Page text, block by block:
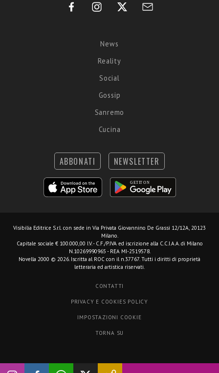
News
Reality
Social
Gossip
Sanremo
Cucina
ABBONATI NEWSLETTER
Visibilia Editrice S.r.l. con sede in Via Privata Giovannino De Grassi 12/12A, 20123
Milano.
Capitale sociale € 100.000,00 I.V. - C.F./P.IVA ed iscrizione alla C.C.I.A.A. di Milano
N.10269990965 - REA MI-2519578.
Novella 2000 © 2026. Iscritta al ROC con il n.37767. Tutti i diritti di proprietà
letteraria ed artistica riservati.
CONTATTI
PRIVACY E COOKIES POLICY
IMPOSTAZIONI COOKIE
TORNA SU